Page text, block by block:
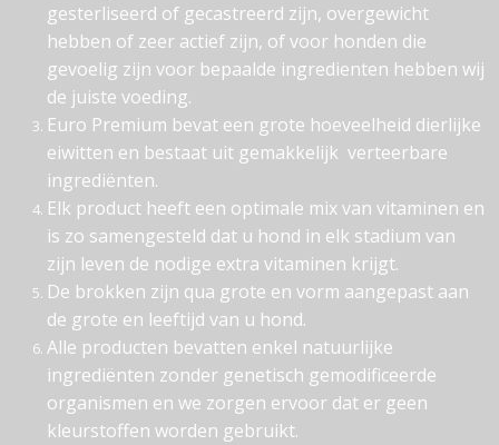
gesterliseerd of gecastreerd zijn, overgewicht
hebben of zeer actief zijn, of voor honden die
gevoelig zijn voor bepaalde ingredienten hebben wij
de juiste voeding.
Euro Premium bevat een grote hoeveelheid dierlijke
eiwitten en bestaat uit gemakkelijk verteerbare
ingrediënten.
Elk product heeft een optimale mix van vitaminen en
is zo samengesteld dat u hond in elk stadium van
zijn leven de nodige extra vitaminen krijgt.
De brokken zijn qua grote en vorm aangepast aan
de grote en leeftijd van u hond.
Alle producten bevatten enkel natuurlijke
ingrediënten zonder genetisch gemodificeerde
organismen en we zorgen ervoor dat er geen
kleurstoffen worden gebruikt.